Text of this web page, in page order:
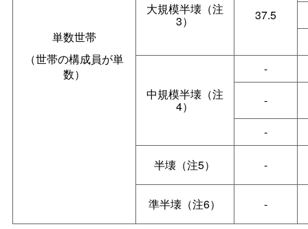
単数世帯
（世帯の構成員が単
数）
大規模半壊（注
3） 37.5
中規模半壊（注
4）
-
-
-
半壊（注5） -
準半壊（注6） -